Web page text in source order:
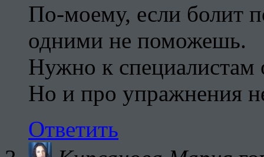
По-моему, если болит
одними не поможешь.
Нужно к
Но и про упражнения
Ответить